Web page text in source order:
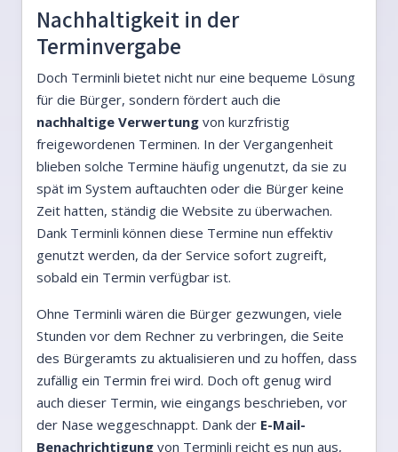
Nachhaltigkeit in der
Terminvergabe
Doch Terminli bietet nicht nur eine bequeme Lösung
für die Bürger, sondern fördert auch die
nachhaltige Verwertung von kurzfristig
freigewordenen Terminen. In der Vergangenheit
blieben solche Termine häufig ungenutzt, da sie zu
spät im System auftauchten oder die Bürger keine
Zeit hatten, ständig die Website zu überwachen.
Dank Terminli können diese Termine nun effektiv
genutzt werden, da der Service sofort zugreift,
sobald ein Termin verfügbar ist.
Ohne Terminli wären die Bürger gezwungen, viele
Stunden vor dem Rechner zu verbringen, die Seite
des Bürgeramts zu aktualisieren und zu hoffen, dass
zufällig ein Termin frei wird. Doch oft genug wird
auch dieser Termin, wie eingangs beschrieben, vor
der Nase weggeschnappt. Dank der E-Mail-
Benachrichtigung von Terminli reicht es nun aus,